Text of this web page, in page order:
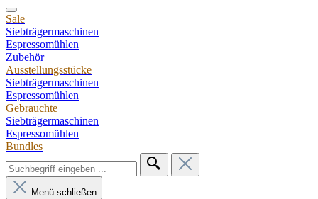
Sale
Siebträgermaschinen
Espressomühlen
Zubehör
Ausstellungsstücke
Siebträgermaschinen
Espressomühlen
Gebrauchte
Siebträgermaschinen
Espressomühlen
Bundles
Menü schließen